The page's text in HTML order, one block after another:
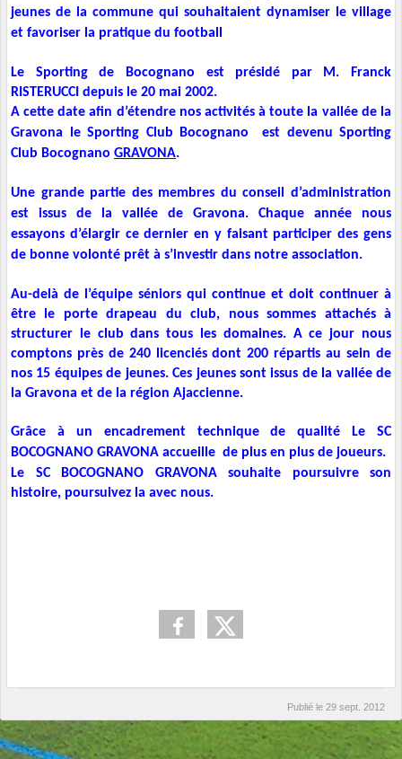
jeunes de la commune qui souhaitaient dynamiser le village
et favoriser la pratique du football
Le Sporting de Bocognano est présidé par M. Franck
RISTERUCCI depuis le 20 mai 2002.
A cette date afin d’étendre nos activités à toute la vallée de la
Gravona le Sporting Club Bocognano est devenu Sporting
Club Bocognano GRAVONA.
Une grande partie des membres du conseil d’administration
est issus de la vallée de Gravona. Chaque année nous
essayons d’élargir ce dernier en y faisant participer des gens
de bonne volonté prêt à s’investir dans notre association.
Au-delà de l’équipe séniors qui continue et doit continuer à
être le porte drapeau du club, nous sommes attachés à
structurer le club dans tous les domaines. A ce jour nous
comptons près de 240 licenciés dont 200 répartis au sein de
nos 15 équipes de jeunes. Ces jeunes sont issus de la vallée de
la Gravona et de la région Ajaccienne.
Grâce à un encadrement technique de qualité Le SC
BOCOGNANO GRAVONA accueille de plus en plus de joueurs.
Le SC BOCOGNANO GRAVONA souhaite poursuivre son
histoire, poursuivez la avec nous.
Publié le 29 sept. 2012